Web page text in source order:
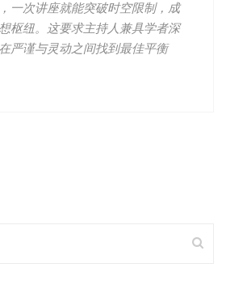
一次讲座就能突破时空限制，成
枢纽。这要求主持人兼具学者深
严谨与灵动之间找到最佳平衡